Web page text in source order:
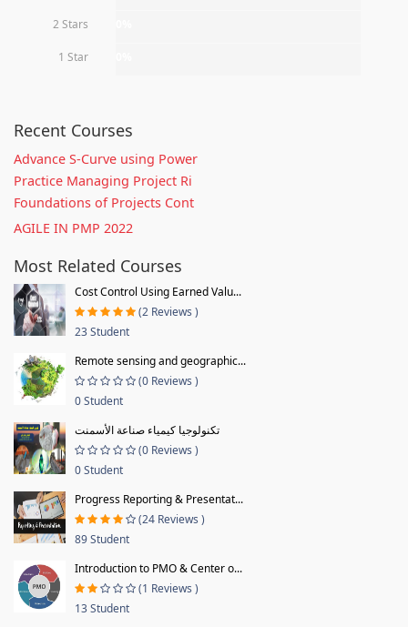
2 Stars
1 Star
Recent Courses
Advance S-Curve using Power
Practice Managing Project Ri
Foundations of Projects Cont
AGILE IN PMP 2022
Most Related Courses
Cost Control Using Earned Valu...
(2 Reviews )
23 Student
Remote sensing and geographic...
(0 Reviews )
0 Student
تكنولوجيا كيمياء صناعة الأسمنت
(0 Reviews )
0 Student
Progress Reporting & Presentat...
(24 Reviews )
89 Student
Introduction to PMO & Center o...
(1 Reviews )
13 Student